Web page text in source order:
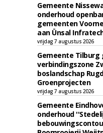
Gemeente
onderhoud
gemeenten
aan Ünsal
vrijdag 7 augustus 2026
Gemeente Tilburg
verbindingszone
boslandschap
Groenprojecten
vrijdag 7 augustus 2026
Gemeente
onderhoud